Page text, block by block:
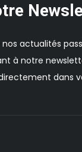
actualités
à notre
dans